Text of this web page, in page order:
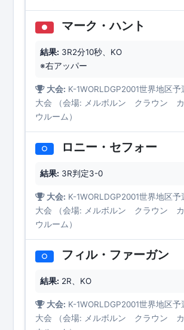
● マーク・ハント
結果: 3R2分10秒、KO
※右アッパー
大会: K-1WORLDGP2001世界地区
大会 （会場: メルボルン クラウン
ウルーム）
○ ロニー・セフォー
結果: 3R判定3-0
大会: K-1WORLDGP2001世界地区
大会 （会場: メルボルン クラウン
ウルーム）
○ フィル・ファーガン
結果: 2R、KO
大会: K-1WORLDGP2001世界地区
大会 （会場: メルボルン クラウン